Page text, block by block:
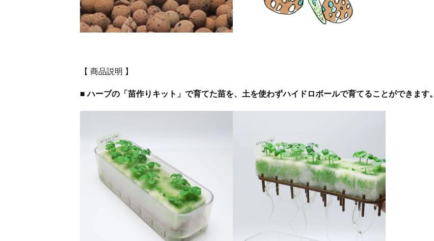
【 商品説明 】
■ ハーブの「苗作りキット」で育てた苗を、土を使わずハイドロボールで育てることができます。